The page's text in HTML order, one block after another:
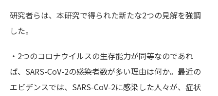
研究者らは、本研究で得られた新たな2つの見解を強調
した。
・2つのコロナウイルスの生存能力が同等なのであれ
ば、SARS-CoV-2の感染者数が多い理由は何か。最近の
エビデンスでは、SARS-CoV-2に感染した人々が、症状